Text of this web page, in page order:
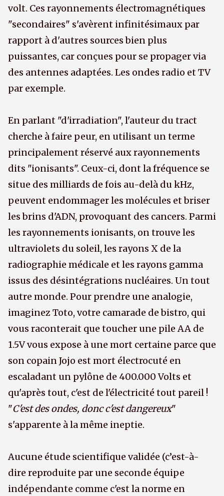
volt. Ces rayonnements électromagnétiques
"secondaires" s'avèrent infinitésimaux par
rapport à d'autres sources bien plus
puissantes, car conçues pour se propager via
des antennes adaptées. Les ondes radio et TV
par exemple.
En parlant "d'irradiation", l'auteur du tract
cherche à faire peur, en utilisant un terme
principalement réservé aux rayonnements
dits "ionisants". Ceux-ci, dont la fréquence se
situe des milliards de fois au-delà du kHz,
peuvent endommager les molécules et briser
les brins d'ADN, provoquant des cancers. Parmi
les rayonnements ionisants, on trouve les
ultraviolets du soleil, les rayons X de la
radiographie médicale et les rayons gamma
issus des désintégrations nucléaires. Un tout
autre monde. Pour prendre une analogie,
imaginez Toto, votre camarade de bistro, qui
vous raconterait que toucher une pile AA de
1.5V vous expose à une mort certaine parce que
son copain Jojo est mort électrocuté en
escaladant un pylône de 400.000 Volts et
qu'après tout, c'est de l'électricité tout pareil !
"C'est des ondes, donc c'est dangereux"
s'apparente à la même ineptie.
Aucune étude scientifique validée (c’est-à-
dire reproduite par une seconde équipe
indépendante comme c'est la norme en